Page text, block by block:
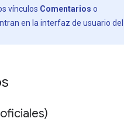
vínculos Comentarios o
en la interfaz de usuario del